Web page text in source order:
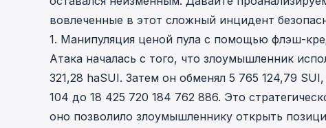
вовлеченные в этот сложный инцидент
1. Манипуляция ценой пула с помощью флэш-
Атака началась с того, что злоумышленник
321,28 haSUI. Затем он обменял 5 765 124,79
104 до 18 425 720 184 762 886. Это
оно позволило злоумышленнику открыть